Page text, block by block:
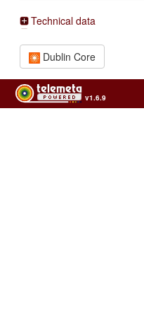
Technical data
Dublin Core
v1.6.9